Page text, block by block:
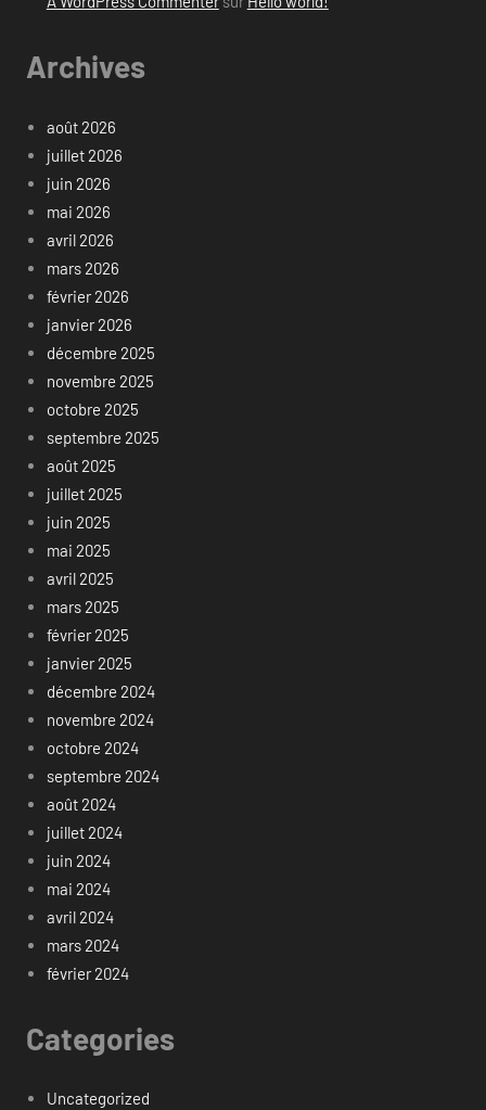
Archives
août 2026
juillet 2026
juin 2026
mai 2026
avril 2026
mars 2026
février 2026
janvier 2026
décembre 2025
novembre 2025
octobre 2025
septembre 2025
août 2025
juillet 2025
juin 2025
mai 2025
avril 2025
mars 2025
février 2025
janvier 2025
décembre 2024
novembre 2024
octobre 2024
septembre 2024
août 2024
juillet 2024
juin 2024
mai 2024
avril 2024
mars 2024
février 2024
Categories
Uncategorized